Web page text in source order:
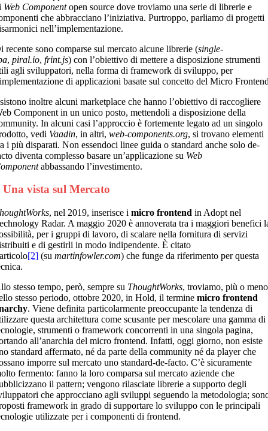
Web Componentopen source dove troviamo una serie di librerie e
che abbracciano l’iniziativa. Purtroppo, parliamo di progetti
nell’implementazione.
recente sono comparse sul mercato alcune librerie (single-
,piral.io,frint.js) con l’obiettivo di mettere a disposizione strumenti
agli sviluppatori, nella forma di framework di sviluppo, per
di applicazioni basate sul concetto del Micro
inoltre alcuni marketplace che hanno l’obiettivo di raccogliere
Component in un unico posto, mettendoli a disposizione della
In alcuni casi l’approccio è fortemente legato ad un singolo
vedi Vaadin, in altri,web-components.org, si trovano elementi
i più disparati. Non essendoci linee guida o standard anche solo de-
diventa complesso basare un’applicazione su Web
abbassando l’investimento.
Una vista sul Mercato
, nel 2019, inserisce imicro frontend in Adopt nel
Radar. A maggio 2020 è annoverata tra i maggiori benefici
per i gruppi di lavoro, di scalare nella fornitura di servizi
e di gestirli in modo indipendente. È citato
[2] (sumartinfowler.com) che funge da riferimento per questa
stesso tempo, però, sempre su ThoughtWorks, troviamo, più o meno
stesso periodo, ottobre 2020, in Hold, il terminemicro frontend
. Viene definita particolarmente preoccupante la tendenza di
questa architettura come scusante per mescolare una gamma di
strumenti o framework concorrenti in una singola pagina,
all’anarchia del micro frontend. Infatti, oggi giorno, non esiste
standard affermato, né da parte della community né da player che
imporre sul mercato uno standard-de-facto. C’è sicuramente
fermento: fanno la loro comparsa sul mercato aziende che
il pattern; vengono rilasciate librerie a supporto degli
che approcciano agli sviluppi seguendo la metodologia;
framework in grado di supportare lo sviluppo con le principali
utilizzate per i componenti di frontend.